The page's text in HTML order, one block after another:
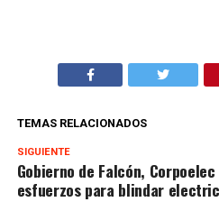
TEMAS RELACIONADOS
SIGUIENTE
Gobierno de Falcón,
esfuerzos para blindar